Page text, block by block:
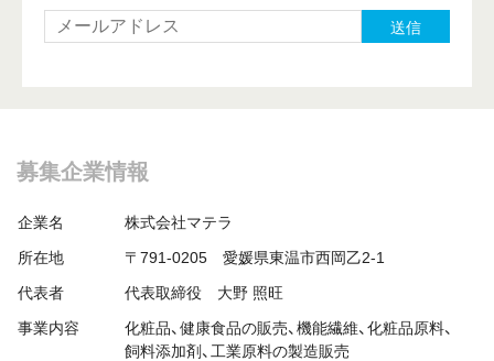
送信
募集企業情報
企業名
株式会社マテラ
所在地
〒791-0205 愛媛県東温市西岡乙2-1
代表者
代表取締役 大野 照旺
事業内容
化粧品、健康食品の販売、機能繊維、化粧品原料、
飼料添加剤、工業原料の製造販売